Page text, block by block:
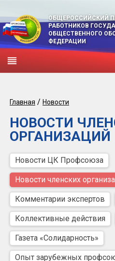
ОБЩЕРОССИЙСКИЙ
РАБОТНИКОВ
ОБЩЕСТВЕННОГО
ФЕДЕРАЦИИ
Главная / Новости
НОВОСТИ
ОРГАНИЗАЦИЙ
Новости ЦК Профсоюза
Новости членских
Комментарии экспертов
Коллективные действия
Газета «Солидарность»
Опыт зарубежных